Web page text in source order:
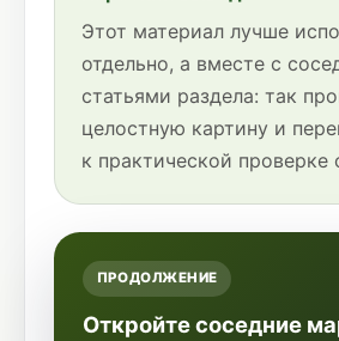
Этот материал лучше
отдельно, а вместе с
статьями раздела: так
целостную картину и
к практической проверке
ПРОДОЛЖЕНИЕ
Откройте соседние